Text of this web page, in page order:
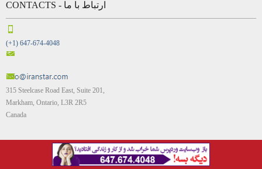
CONTACTS - ارتباط با ما
(+1) 647-674-4048
315 Steelcase Road East, Suite 201,
Markham, Ontario, L3R 2R5
Canada
IRAN STAR - ایران استار